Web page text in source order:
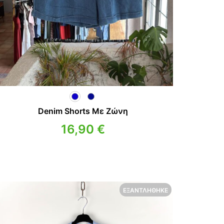
Denim Shorts Με Ζώνη
16,90 €
ΕΞΑΝΤΛΉΘΗΚΕ